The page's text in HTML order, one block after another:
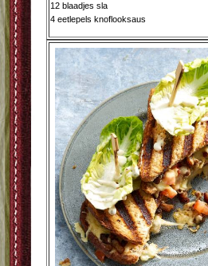
12 blaadjes sla
4 eetlepels knoflooksaus